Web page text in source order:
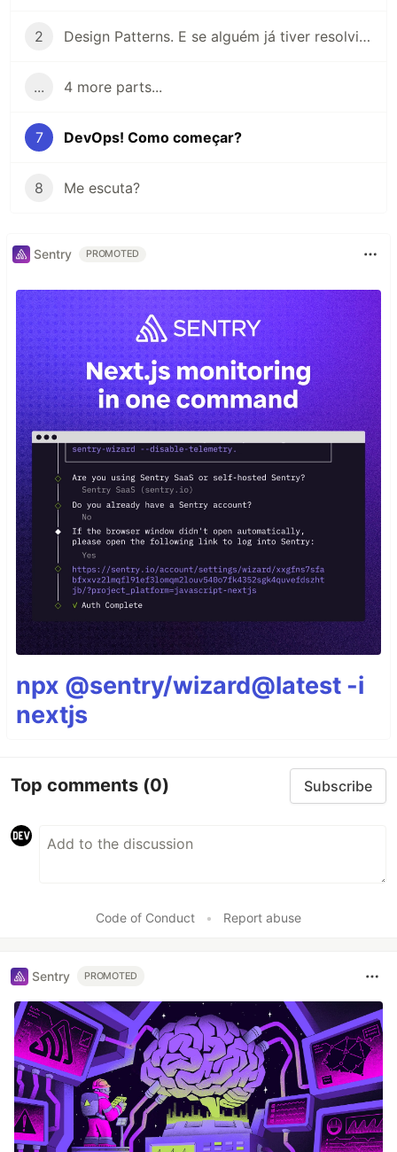
2 Design Patterns. E se alguém já tiver resolvido seu problema?
... 4 more parts...
7 DevOps! Como começar?
8 Me escuta?
Sentry PROMOTED
npx @sentry/wizard@latest -i
nextjs
Top comments (0) Subscribe
Code of Conduct • Report abuse
Sentry PROMOTED